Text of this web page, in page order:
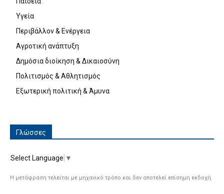
Υγεία
Περιβάλλον & Ενέργεια
Αγροτική ανάπτυξη
Δημόσια διοίκηση & Δικαιοσύνη
Πολιτισμός & Αθλητισμός
Εξωτερική πολιτική & Άμυνα
Γλώσσες
Select Language ▼
Η μετάφραση τελείται με μηχανικό τρόπο και δεν αποτελεί επίσημη εκδοχή.